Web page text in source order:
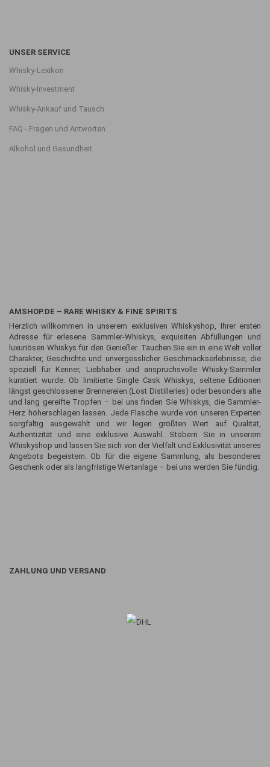
UNSER SERVICE
Whisky-Lexikon
Whisky-Investment
Whisky-Ankauf und Tausch
FAQ - Fragen und Antworten
Alkohol und Gesundheit
AMSHOP.DE – RARE WHISKY & FINE SPIRITS
Herzlich willkommen in unserem exklusiven Whiskyshop, Ihrer ersten
Adresse für erlesene Sammler-Whiskys, exquisiten Abfüllungen und
luxuriösen Whiskys für den Genießer. Tauchen Sie ein in eine Welt voller
Charakter, Geschichte und unvergesslicher Geschmackserlebnisse, die
speziell für Kenner, Liebhaber und anspruchsvolle Whisky-Sammler
kuratiert wurde. Ob limitierte Single Cask Whiskys, seltene Editionen
längst geschlossener Brennereien (Lost Distilleries) oder besonders alte
und lang gereifte Tropfen – bei uns finden Sie Whiskys, die Sammler-
Herz höherschlagen lassen. Jede Flasche wurde von unseren Experten
sorgfältig ausgewählt und wir legen größten Wert auf Qualität,
Authentizität und eine exklusive Auswahl. Stöbern Sie in unserem
Whiskyshop und lassen Sie sich von der Vielfalt und Exklusivität unseres
Angebots begeistern. Ob für die eigene Sammlung, als besonderes
Geschenk oder als langfristige Wertanlage – bei uns werden Sie fündig.
ZAHLUNG UND VERSAND